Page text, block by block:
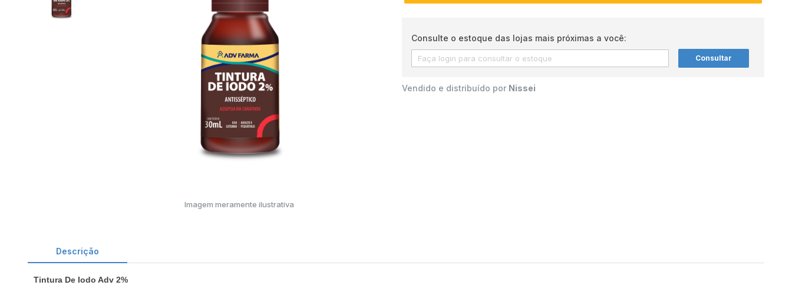
Imagem meramente ilustrativa
Consulte o estoque das lojas mais próximas a você:
Consultar
Vendido e distribuído por Nissei
Descrição
Tintura De Iodo Adv 2%